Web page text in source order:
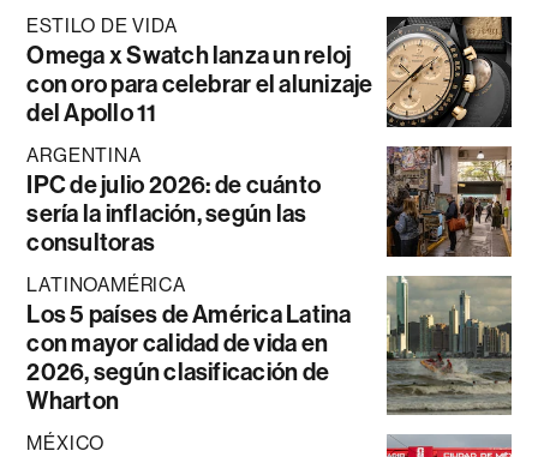
ESTILO DE VIDA
Omega x Swatch lanza un reloj
con oro para celebrar el alunizaje
del Apollo 11
ARGENTINA
IPC de julio 2026: de cuánto
sería la inflación, según las
consultoras
LATINOAMÉRICA
Los 5 países de América Latina
con mayor calidad de vida en
2026, según clasificación de
Wharton
MÉXICO